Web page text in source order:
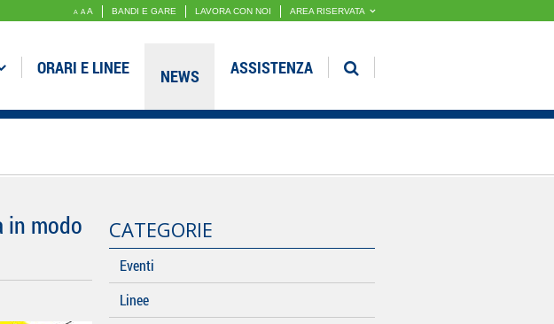
A A A BANDI E GARE LAVORA CON NOI AREA RISERVATA
ORARI E LINEE NEWS ASSISTENZA
in modo
CATEGORIE
Eventi
Linee